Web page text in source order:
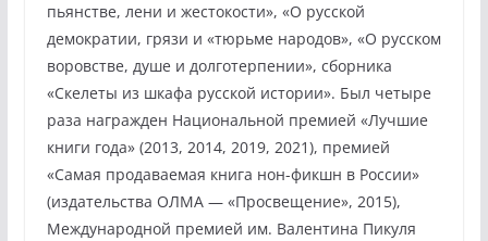
пьянстве, лени и жестокости», «О русской
демократии, грязи и «тюрьме народов», «О русском
воровстве, душе и долготерпении», сборника
«Скелеты из шкафа русской истории». Был четыре
раза награжден Национальной премией «Лучшие
книги года» (2013, 2014, 2019, 2021), премией
«Самая продаваемая книга нон-фикшн в России»
(издательства ОЛМА — «Просвещение», 2015),
Международной премией им. Валентина Пикуля